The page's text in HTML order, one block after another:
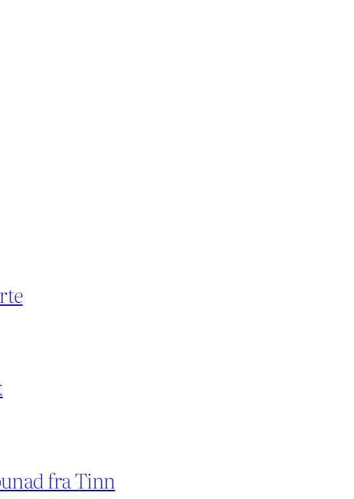
fra Tinn